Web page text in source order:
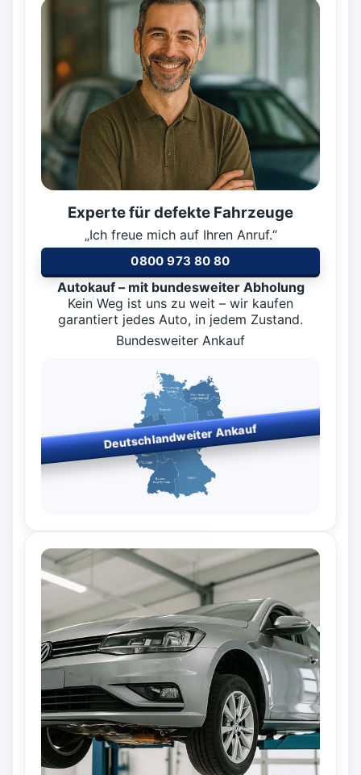
Experte für defekte Fahrzeuge
„Ich freue mich auf Ihren Anruf.“
0800 973 80 80
Autokauf – mit bundesweiter Abholung
Kein Weg ist uns zu weit – wir kaufen
garantiert jedes Auto, in jedem Zustand.
Bundesweiter Ankauf
Deutschlandweiter Ankauf
Bundesländern